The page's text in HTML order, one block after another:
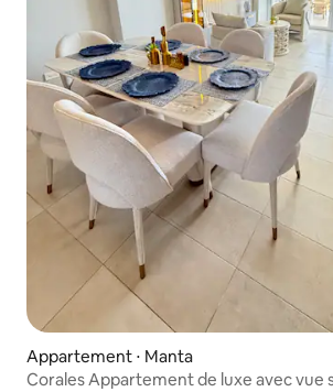
Appartement ⋅ Manta
Corales Appartement de luxe avec vue